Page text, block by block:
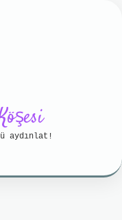
aydınlat!